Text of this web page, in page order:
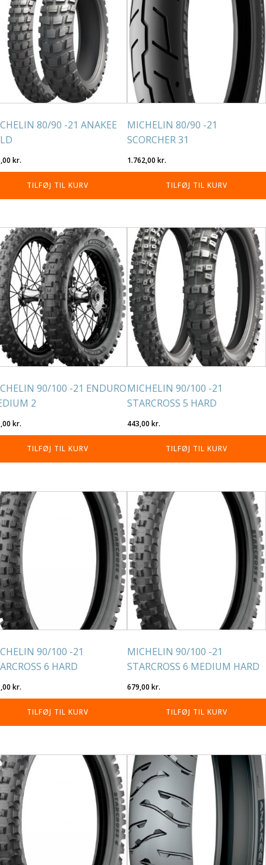
80/90 -21 ANAKEE
kr.
TILFØJ TIL KURV
MICHELIN 80/90 -21
SCORCHER 31
1.762,00kr.
TILFØJ TIL KURV
90/100 -21 ENDURO
2
kr.
TILFØJ TIL KURV
MICHELIN 90/100 -21
STARCROSS 5 HARD
443,00kr.
TILFØJ TIL KURV
90/100 -21
6 HARD
kr.
TILFØJ TIL KURV
MICHELIN 90/100 -21
STARCROSS 6 MEDIUM HARD
679,00kr.
TILFØJ TIL KURV